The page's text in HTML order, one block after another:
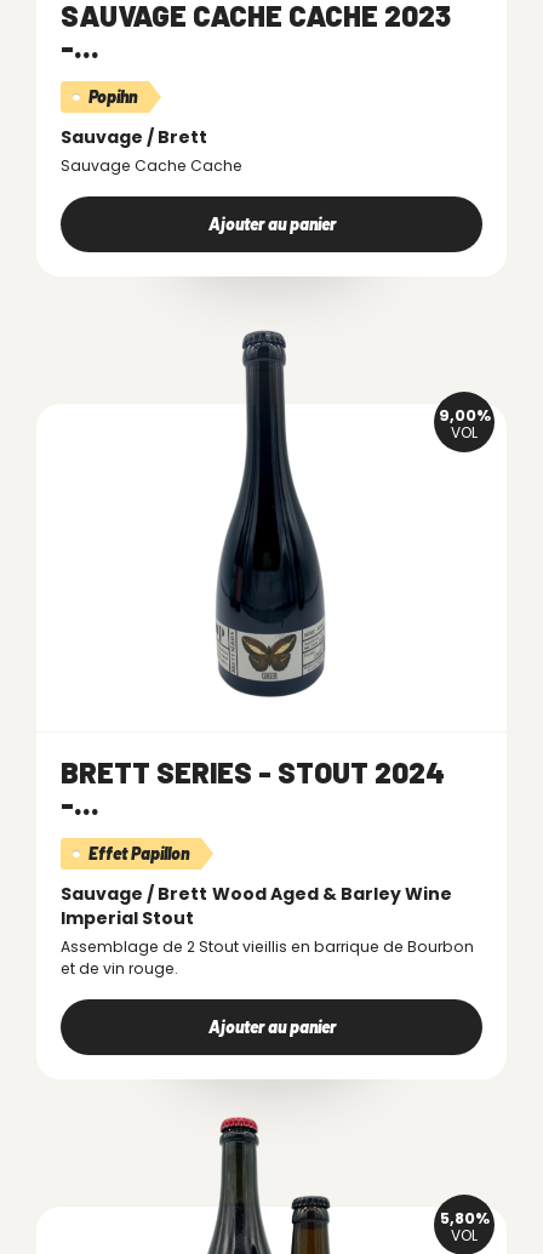
SAUVAGE CACHE CACHE 2023
-...
Popihn
Sauvage / Brett
Sauvage Cache Cache
Ajouter au panier
9,00%
VOL
BRETT SERIES - STOUT 2024
-...
Effet Papillon
Sauvage / Brett Wood Aged & Barley Wine
Imperial Stout
Assemblage de 2 Stout vieillis en barrique de Bourbon
et de vin rouge.
Ajouter au panier
5,80%
VOL